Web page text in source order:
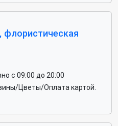
с 09:00 до 20:00
Цветы/Оплата картой.